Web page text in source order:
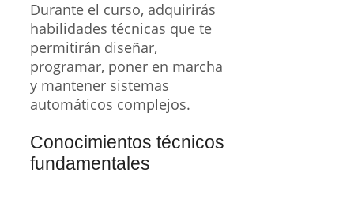
Durante el curso, adquirirás
habilidades técnicas que te
permitirán diseñar,
programar, poner en marcha
y mantener sistemas
automáticos complejos.
Conocimientos técnicos
fundamentales